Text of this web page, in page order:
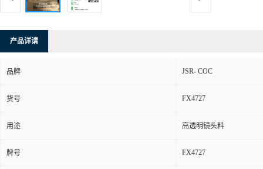
产品详请
品牌 JSR- COC
货号 FX4727
用途 高透明镜头料
牌号 FX4727